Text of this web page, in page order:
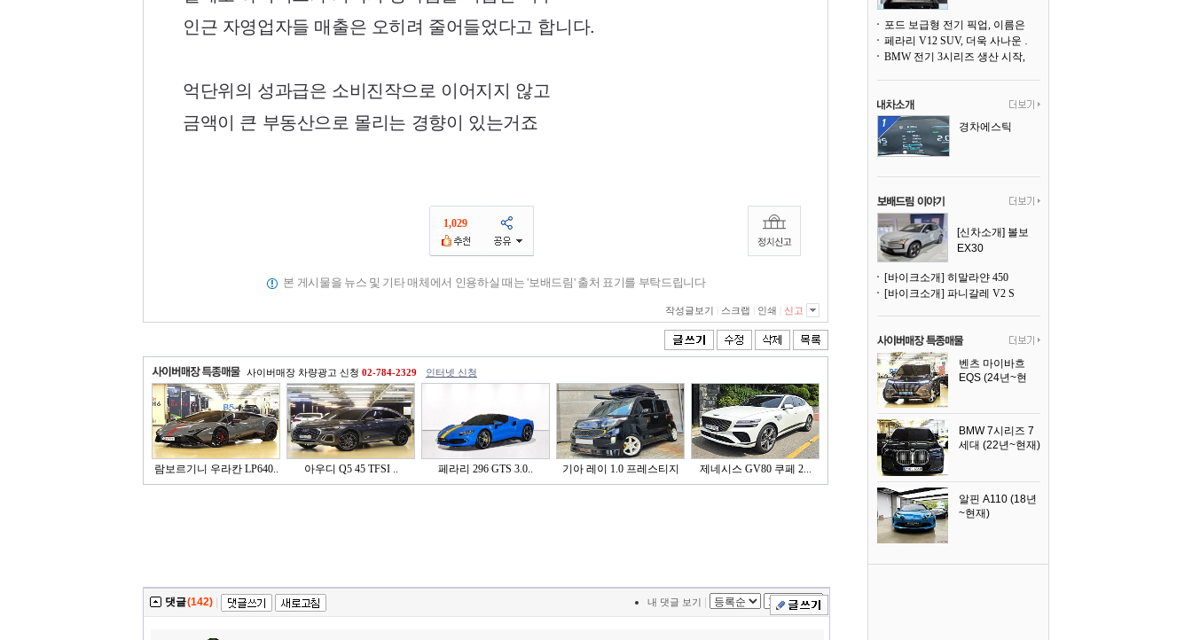
인근 자영업자들 매출은 오히려 줄어들었다고 합니다.
억단위의 성과급은 소비진작으로 이어지지 않고
금액이 큰 부동산으로 몰리는 경향이 있는거죠
1,029
본 게시물을 뉴스 및 기타 매체에서 인용하실 때는 '보배드림' 출처 표기를 부탁드립니다
작성글보기 스크랩 인쇄 신고
사이버매장 차량광고 신청 02-784-2329 인터넷 신청
람보르기니 우라칸 LP640.. 아우디 Q5 45 TFSI .. 페라리 296 GTS 3.0.. 기아 레이 1.0 프레스티지 제네시스 GV80 쿠페 2...
댓글(142) 내 댓글 보기
어낸다
페라리 V12 SUV, 더욱 사나운 얼굴로 돌아온다
경차에스틱
[신차소개] 볼보
EX30
[바이크소개] 히말라얀 450
[바이크소개] 파니갈레 V2 S
벤츠 마이바흐
EQS (24년~현
BMW 7시리즈 7
세대 (22년~현재)
알핀 A110 (18년
~현재)